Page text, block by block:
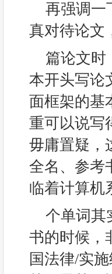
再强调一
真对待论文
篇论文时
本开头写论
面框架的基
重可以说写
毋庸置疑，
全名、参考
临着计算机
个单词其
书的时候，
国法律/实